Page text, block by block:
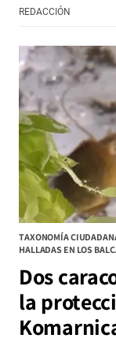
REDACCIÓN
TAXONOMÍA
HALLADAS EN LOS
Dos
la